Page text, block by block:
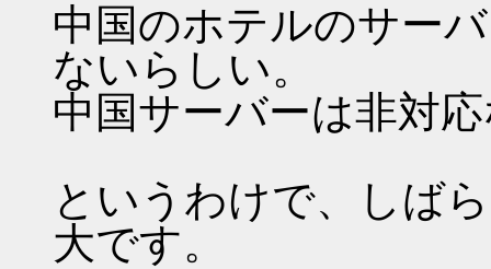
中国のホテルのサー
ないらしい。
中国サーバーは非対
というわけで、しば
大です。